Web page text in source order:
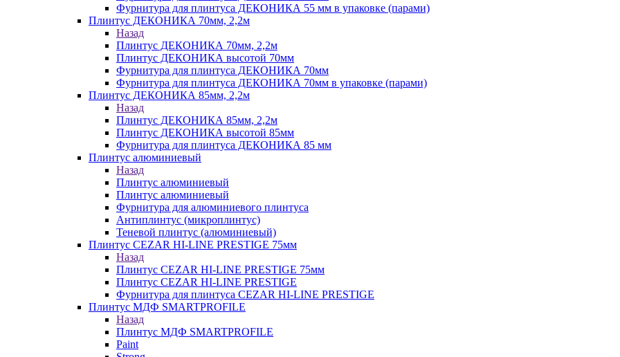
Фурнитура для плинтуса ДЕКОНИКА 55 мм в упаковке (парами)
Плинтус ДЕКОНИКА 70мм, 2,2м
Назад
Плинтус ДЕКОНИКА 70мм, 2,2м
Плинтус ДЕКОНИКА высотой 70мм
Фурнитура для плинтуса ДЕКОНИКА 70мм
Фурнитура для плинтуса ДЕКОНИКА 70мм в упаковке (парами)
Плинтус ДЕКОНИКА 85мм, 2,2м
Назад
Плинтус ДЕКОНИКА 85мм, 2,2м
Плинтус ДЕКОНИКА высотой 85мм
Фурнитура для плинтуса ДЕКОНИКА 85 мм
Плинтус алюминиевый
Назад
Плинтус алюминиевый
Плинтус алюминиевый
Фурнитура для алюминиевого плинтуса
Антиплинтус (микроплинтус)
Теневой плинтус (алюминиевый)
Плинтус CEZAR HI-LINE PRESTIGE 75мм
Назад
Плинтус CEZAR HI-LINE PRESTIGE 75мм
Плинтус CEZAR HI-LINE PRESTIGE
Фурнитура для плинтуса CEZAR HI-LINE PRESTIGE
Плинтус МДФ SMARTPROFILE
Назад
Плинтус МДФ SMARTPROFILE
Paint